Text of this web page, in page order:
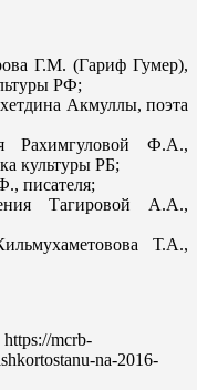
Г.М. (Гариф Гумер),
РФ;
Акмуллы, поэта
Ф.А.,
культуры РБ;
писателя;
Тагировой А.А.,
Т.А.,
https://mcrb-
na-2016-